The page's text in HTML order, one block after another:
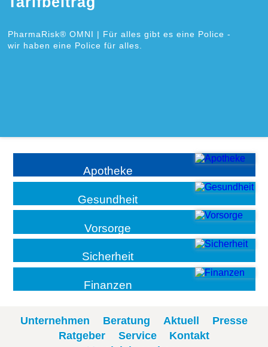
PharmaRisk® OMNI | Für alles gibt es eine Police -
wir haben eine Police für alles.
Apotheke
Gesundheit
Vorsorge
Sicherheit
Finanzen
Unternehmen Beratung Aktuell
Presse
Ratgeber
Service
Kontakt